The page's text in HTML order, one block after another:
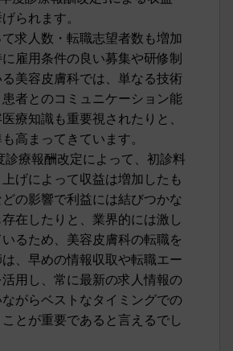
られます。
求人数・転職志望者数も増加
雇用条件の良い募集や研修制
美容皮膚科では、単なる技術
者とのコミュニケーション能
療知識も重要視されたりと、
高まってきています。
診療報酬改定によって、初診料
げによって収益は増加したも
の影響で利益には結びつかな
在したりと、業界的には激し
るため、美容皮膚科の転職を
、早めの情報収取や転職エー
用し、常に最新の求人情報の
がらベストなタイミングでの
とが重要であると言えるでし